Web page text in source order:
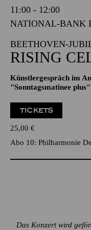
11:00 - 12:00
NATIONAL-BANK
BEETHOVEN-
RISING
Künstlergespräch im
"Sonntagsmatinee
TICKETS
25,00 €
Abo 10: Philharmonie
Das Konzert wird